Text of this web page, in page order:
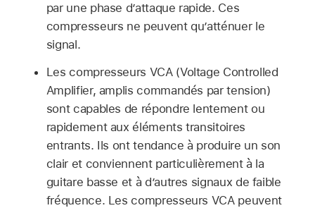
par une phase d’attaque rapide. Ces
compresseurs ne peuvent qu’atténuer le
signal.
Les compresseurs VCA (Voltage Controlled
Amplifier, amplis commandés par tension)
sont capables de répondre lentement ou
rapidement aux éléments transitoires
entrants. Ils ont tendance à produire un son
clair et conviennent particulièrement à la
guitare basse et à d’autres signaux de faible
fréquence. Les compresseurs VCA peuvent